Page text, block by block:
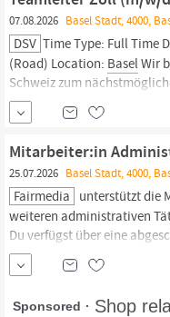
07.08.2026 Basel Stadt, 4000,
DSV Time Type: Full Time
(Road) Location: BaselWir
Schweiz zum
TeamleiterIn Zoll,
Team am Basler UAG. Das
Mitarbeiter:in
25.07.2026 Basel Stadt, 4000,
Fairmedia unterstützt die
weiteren administrativen
Du verfügst über eine
und hast mehr als drei
und Administration. Du bist